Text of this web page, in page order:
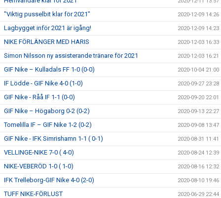
"Viktig pusselbit klar för 2021" 2020-12-09 14:26
Lagbygget inför 2021 är igång! 2020-12-09 14:23
NIKE FÖRLÄNGER MED HARIS 2020-12-03 16:33
Simon Nilsson ny assisterande tränare för 2021 2020-12-03 16:21
GIF Nike – Kulladals FF 1-0 (0-0) 2020-10-04 21:00
IF Lödde - GIF Nike 4-0 (1-0) 2020-09-27 23:28
GIF Nike - Råå IF 1-1 (0-0) 2020-09-20 22:01
GIF Nike – Högaborg 0-2 (0-2) 2020-09-13 22:27
Tomelilla IF – GIF Nike 1-2 (0-2) 2020-09-08 13:47
GIF Nike - IFK Simrishamn 1-1 ( 0-1) 2020-08-31 11:41
VELLINGE-NIKE 7-0 ( 4-0) 2020-08-24 12:39
NIKE-VEBERÖD 1-0 ( 1-0) 2020-08-16 12:32
IFK Trelleborg-GIF Nike 4-0 (2-0) 2020-08-10 19:46
TUFF NIKE-FÖRLUST 2020-06-29 22:44